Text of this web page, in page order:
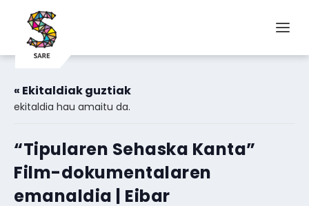
« Ekitaldiak guztiak
ekitaldia hau amaitu da.
“Tipularen Sehaska Kanta”
Film-dokumentalaren
emanaldia | Eibar